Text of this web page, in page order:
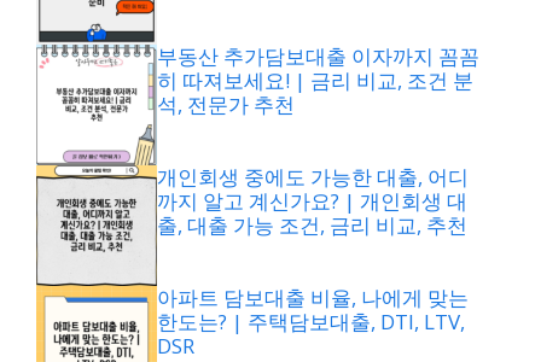
부동산 추가담보대출 이자까지 꼼꼼
히 따져보세요! | 금리 비교, 조건 분
석, 전문가 추천
개인회생 중에도 가능한 대출, 어디
까지 알고 계신가요? | 개인회생 대
출, 대출 가능 조건, 금리 비교, 추천
아파트 담보대출 비율, 나에게 맞는
한도는? | 주택담보대출, DTI, LTV,
DSR